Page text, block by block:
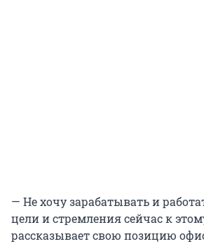
— Не хочу зарабатывать и
цели и стремления сейчас к
рассказывает свою позицию